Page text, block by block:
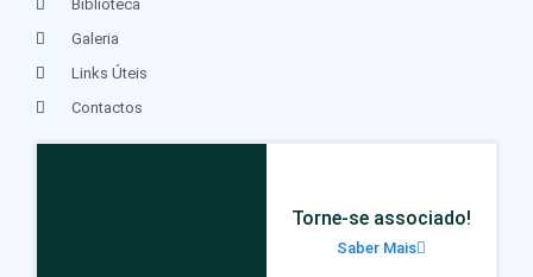
Biblioteca
Galeria
Links Úteis
Contactos
Torne-se associado!
Saber Mais